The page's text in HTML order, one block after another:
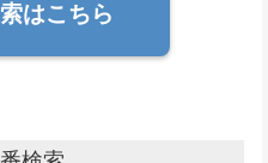
はこちら